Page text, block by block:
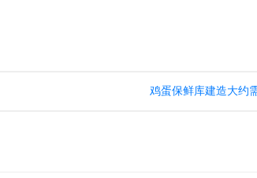
鸡蛋保鲜库建造大约